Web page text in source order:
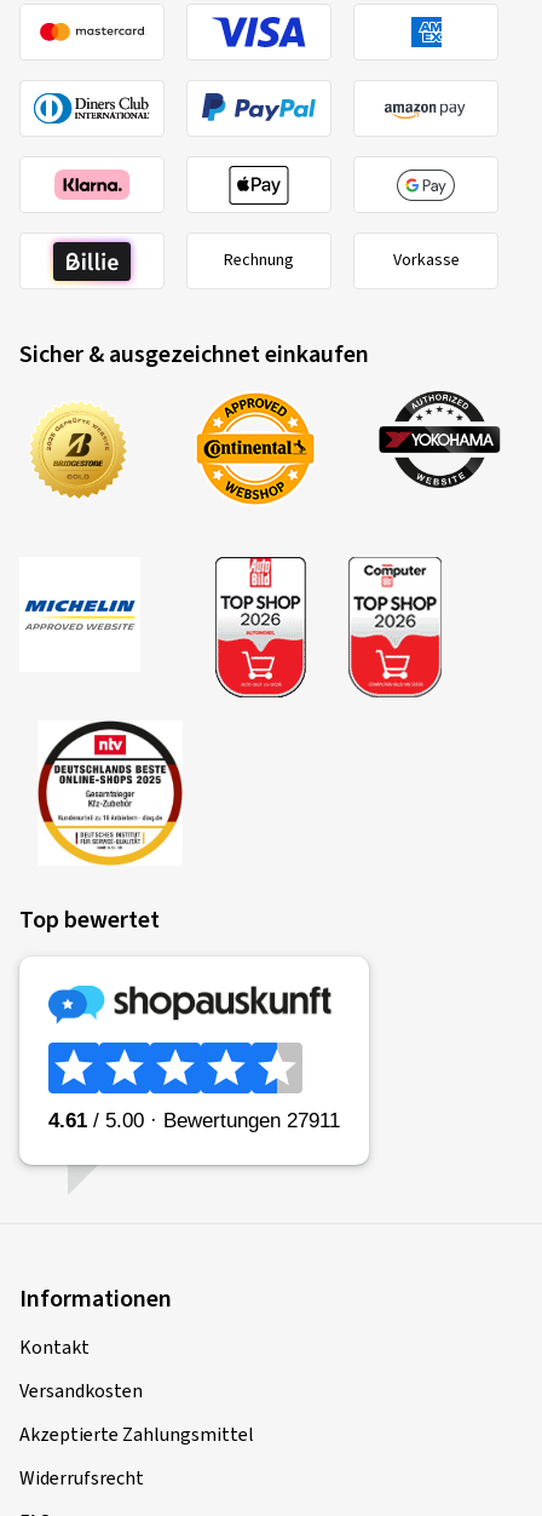
Rechnung Vorkasse
Sicher & ausgezeichnet einkaufen
Top bewertet
Informationen
Kontakt
Versandkosten
Akzeptierte Zahlungsmittel
Widerrufsrecht